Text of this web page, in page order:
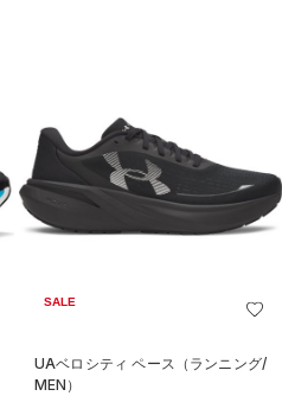
SALE
UAベロシティ ペース（ランニング/
MEN）